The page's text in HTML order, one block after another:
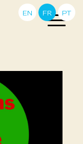
EN FR PT